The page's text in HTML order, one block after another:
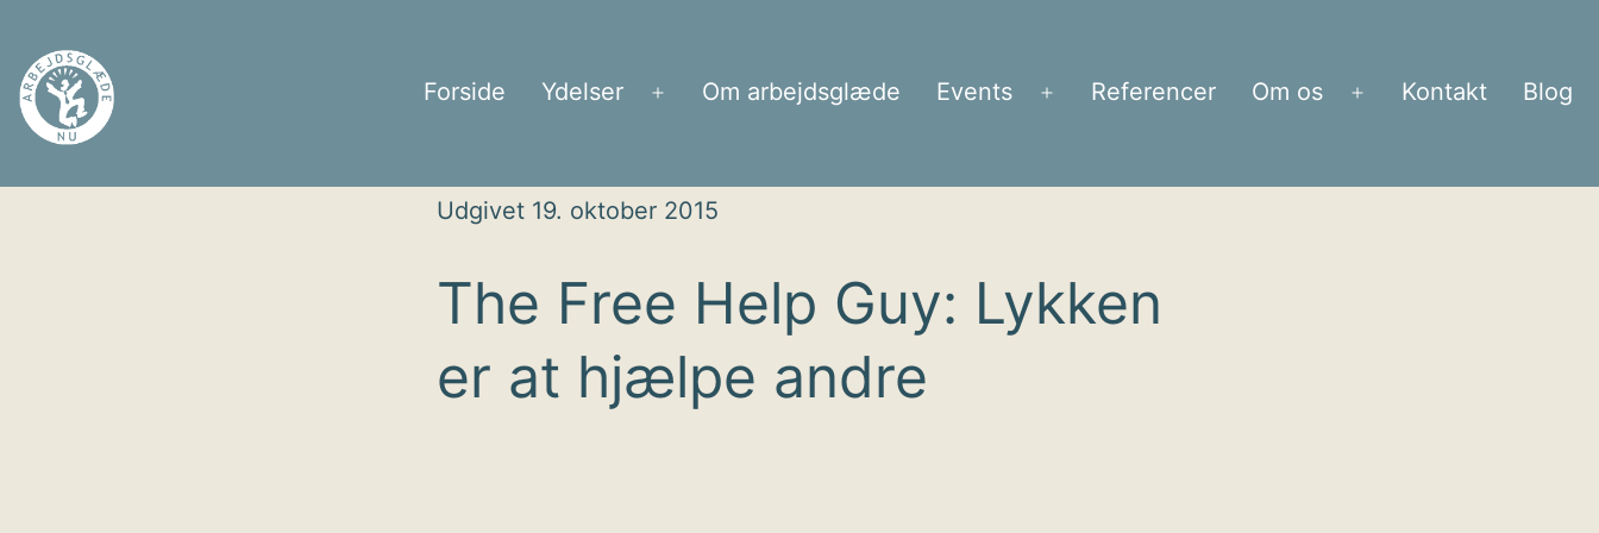
indhold
Arbejdsglæde
Forside Ydelser Om arbejdsglæde Events Referencer Om os Kontakt Blog
Udgivet 19. oktober 2015
The Free Help Guy: Lykken
er at hjælpe andre